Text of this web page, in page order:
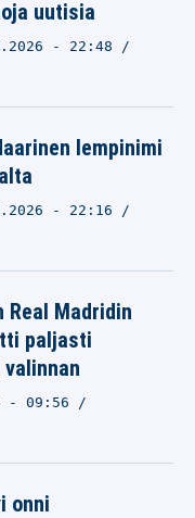
uutisia
- 22:48
lempinimi
- 22:16
Madridin
paljasti
- 09:56
onni